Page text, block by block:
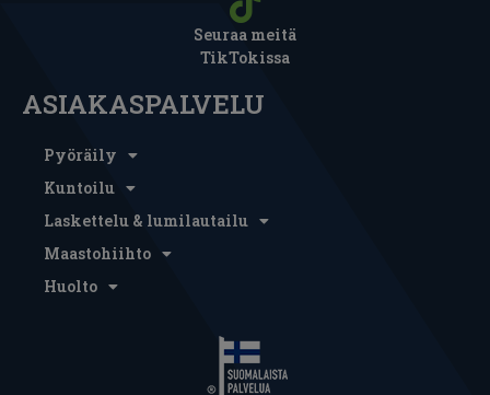
Seuraa meitä
TikTokissa
ASIAKASPALVELU
Pyöräily
Kuntoilu
Laskettelu & lumilautailu
Maastohiihto
Huolto